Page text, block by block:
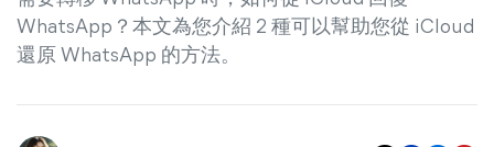
WhatsApp？本文為您介紹 2 種可以幫助您從 iCloud
還原 WhatsApp 的方法。